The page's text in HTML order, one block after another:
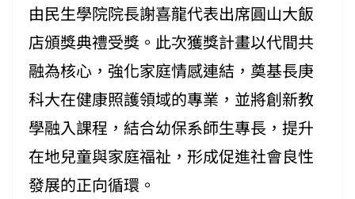
由民生學院院長謝喜龍代表出席圓山大飯
店頒獎典禮受獎。此次獲獎計畫以代間共
融為核心，強化家庭情感連結，奠基長庚
科大在健康照護領域的專業，並將創新教
學融入課程，結合幼保系師生專長，提升
在地兒童與家庭福祉，形成促進社會良性
發展的正向循環。